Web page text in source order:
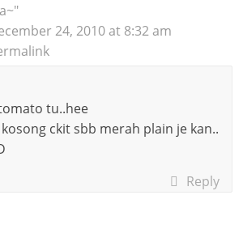
24, 2010 at 8:32 am
tu..hee
ckit sbb merah plain je kan..
Reply